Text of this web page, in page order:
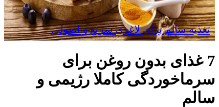
تغذیه سالم برای لاغری سریع و اصولی
7 غذای بدون روغن برای
سرماخوردگی کاملا رژیمی و
سالم